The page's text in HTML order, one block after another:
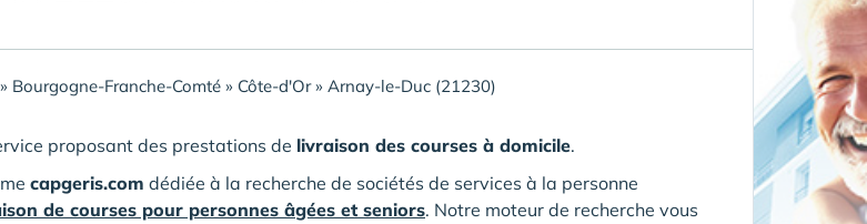
» Bourgogne-Franche-Comté » Côte-d'Or» Arnay-le-Duc (21230)
proposant des prestations de livraison des courses à domicile.
capgeris.com dédiée à la recherche de sociétés de services à la personne
de courses pour personnes âgées et seniors. Notre moteur de recherche vous